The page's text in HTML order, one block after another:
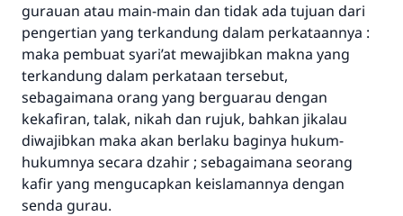
gurauan atau main-main dan tidak ada tujuan dari
pengertian yang terkandung dalam perkataannya :
maka pembuat syari’at mewajibkan makna yang
terkandung dalam perkataan tersebut,
sebagaimana orang yang berguarau dengan
kekafiran, talak, nikah dan rujuk, bahkan jikalau
diwajibkan maka akan berlaku baginya hukum-
hukumnya secara dzahir ; sebagaimana seorang
kafir yang mengucapkan keislamannya dengan
senda gurau.